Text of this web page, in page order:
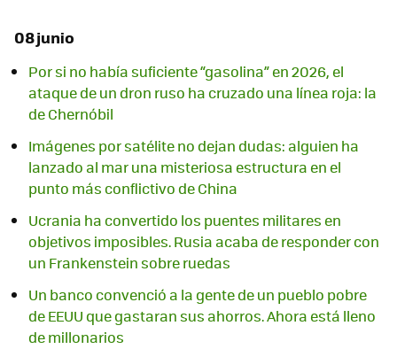
08 junio
Por si no había suficiente “gasolina” en 2026, el
ataque de un dron ruso ha cruzado una línea roja: la
de Chernóbil
Imágenes por satélite no dejan dudas: alguien ha
lanzado al mar una misteriosa estructura en el
punto más conflictivo de China
Ucrania ha convertido los puentes militares en
objetivos imposibles. Rusia acaba de responder con
un Frankenstein sobre ruedas
Un banco convenció a la gente de un pueblo pobre
de EEUU que gastaran sus ahorros. Ahora está lleno
de millonarios